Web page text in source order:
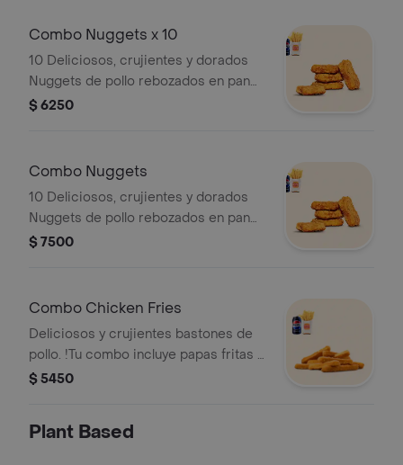
Combo Nuggets x 10
10 Deliciosos, crujientes y dorados
Nuggets de pollo rebozados en pan
rallado.¡Tu combo incluye papas fritas
$ 6250
Combo Nuggets
10 Deliciosos, crujientes y dorados
Nuggets de pollo rebozados en pan
rallado. ¡Tu combo incluye papas fritas
$ 7500
Combo Chicken Fries
Deliciosos y crujientes bastones de
pollo. !Tu combo incluye papas fritas o
aros de cebolla y una lata de bebida!
$ 5450
Plant Based